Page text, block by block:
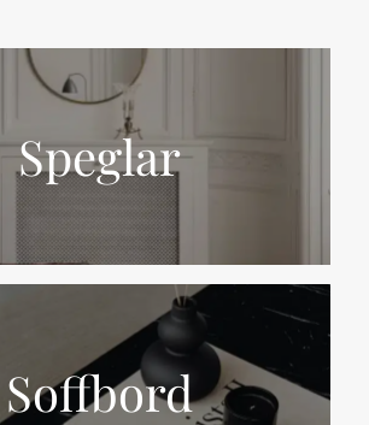
Speglar
Soffbord